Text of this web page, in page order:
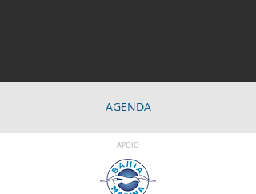
AGENDA
APOIO